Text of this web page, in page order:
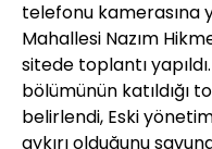
telefonu kamerasına
Mahallesi Nazım
sitede toplantı
bölümünün katıldığı
belirlendi, Eski
aykırı olduğunu